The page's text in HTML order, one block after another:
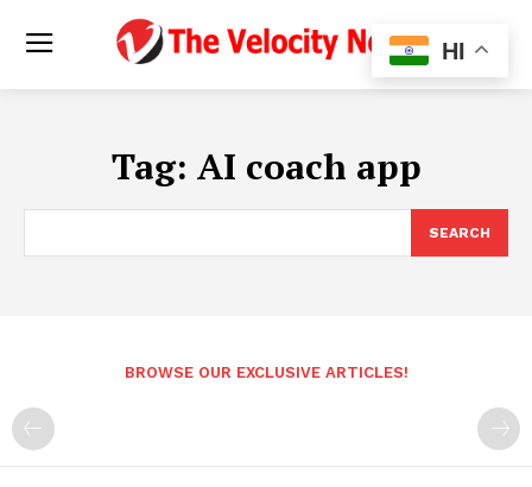
Tag: AI coach app
SEARCH
BROWSE OUR EXCLUSIVE ARTICLES!
HI